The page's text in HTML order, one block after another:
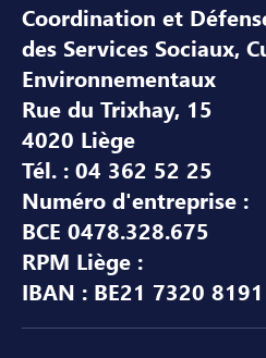
Coordination et
des Services Sociaux,
Environnementaux
Rue du Trixhay, 15
4020 Liège
Tél. : 04 362 52 25
Numéro d'entreprise :
BCE 0478.328.675
RPM Liège :
IBAN : BE21 7320